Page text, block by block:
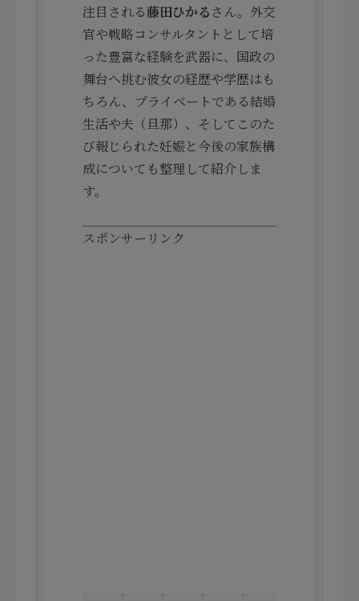
注目される藤田ひかるさん。外交
官や戦略コンサルタントとして培
った豊富な経験を武器に、国政の
舞台へ挑む彼女の経歴や学歴はも
ちろん、プライベートである結婚
生活や夫（旦那）、そしてこのた
び報じられた妊娠と今後の家族構
成についても整理して紹介しま
す。
スポンサーリンク